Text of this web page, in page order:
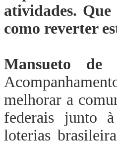
atividades.
como reverter
Mansueto de
melhorar a
federais junto à
loterias